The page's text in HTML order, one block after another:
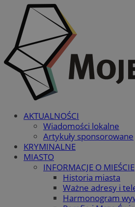
AKTUALNOŚCI
Wiadomości lokalne
Artykuły sponsorowane
KRYMINALNE
MIASTO
INFORMACJE O MIEŚCIE
Historia miasta
Ważne adresy i
Harmonogram